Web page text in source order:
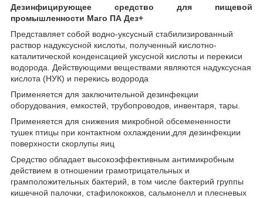
Дезинфицирующее средство для пищевой
промышленности Маго ПА Дез+
Представляет собой водно-уксусный стабилизированный
раствор надуксусной кислоты, полученный кислотно-
каталитической конденсацией уксусной кислоты и пере­киси
водорода. Действующими веществами являются надуксусная
кислота (НУК) и пере­кись водорода
Применяется для заключительной дезинфекции
оборудования, емкостей, трубопроводов, инвентаря, тары.
Применяется для снижения микробной обсемененности
тушек птицы при контактном охлаждении,для дезинфекции
поверхности скорлу­пы яиц
Средство обладает высокоэффективным антимикробным
действием в отношении грамотрицательных и
грамположительных бактерий, в том числе бактерий группы
кишечной палочки, стафилококков, сальмонелл и плесневых